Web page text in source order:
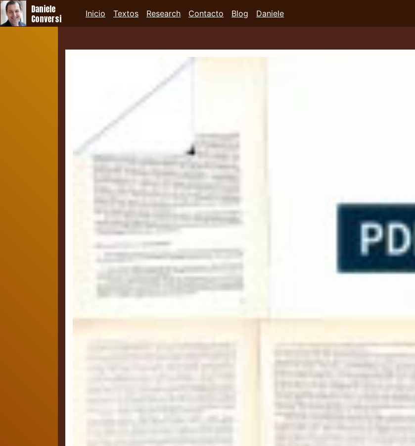
Daniele
Conversi
Inicio Textos Research Contacto Blog Daniele